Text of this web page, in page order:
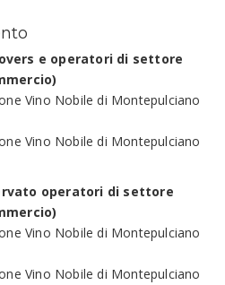
e operatori di settore
Vino Nobile di Montepulciano
Vino Nobile di Montepulciano
operatori di settore
Vino Nobile di Montepulciano
Vino Nobile di Montepulciano